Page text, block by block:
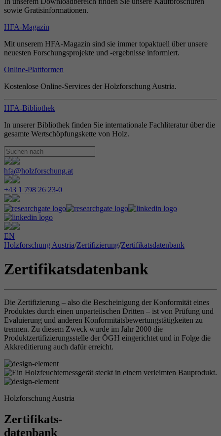
sowie Gratisinformationen.
HFA-Magazin
Mit unserem HFA-Magazin sind sie immer topaktuell über unsere
neuesten Forschungsprojekte und -ergebnisse informiert.
Online-Plattformen
Kostenlose Online-Services der Holzforschung Austria.
HFA-Bibliothek
In unserer Bibliothek finden Sie internationale Fachliteratur über die
gesamte Wertschöpfungskette von Holz.
hfa@holzforschung.at
+43 1 798 26 23-0
EN
Holzforschung Austria/Zertifizierung/Zertifikatsdatenbank
Zertifikatsdatenbank
Die Zertifizierung – also die Bescheinigung der Konformität eines
Produktes durch einen unparteiischen Dritten – ist von Prüfung und
Evaluierung und anderen Konformitätsbewertungstätigkeiten zu
trennen. Zu diesem Zweck wurde im Jahr 2000 die
Produktzertifizierungsstelle der ÖGH eingerichtet und in Folge die
Akkreditierung auch dafür erreicht.
Holzforschung Austria
Zertifikats-
datenbank